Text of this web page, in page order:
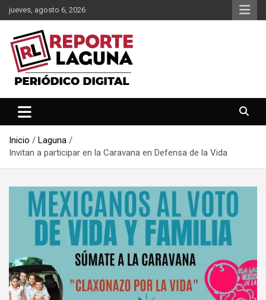
Saltar
al
contenido
jueves, agosto 6, 2026
Reporte Laguna
Inicio
Laguna
Invitan a participar en la Caravana en Defensa de la Vida